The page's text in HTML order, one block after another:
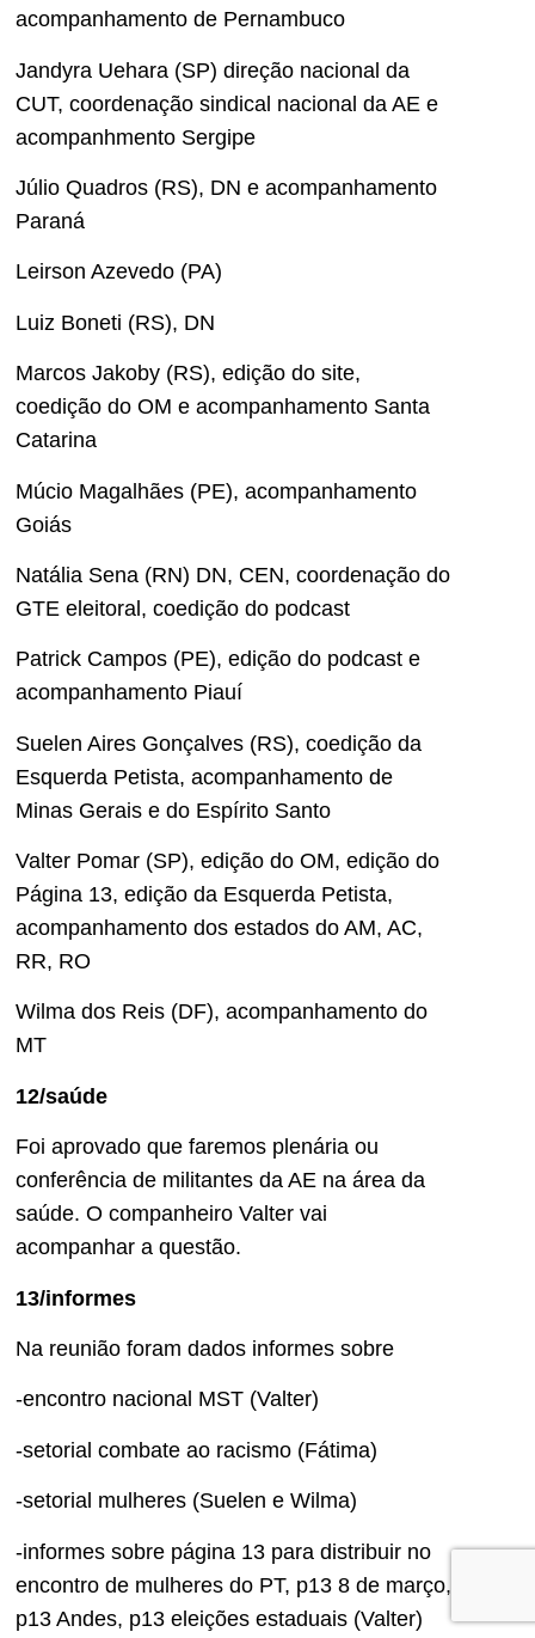
acompanhamento de Pernambuco
Jandyra Uehara (SP) direção nacional da
CUT, coordenação sindical nacional da AE e
acompanhmento Sergipe
Júlio Quadros (RS), DN e acompanhamento
Paraná
Leirson Azevedo (PA)
Luiz Boneti (RS), DN
Marcos Jakoby (RS), edição do site,
coedição do OM e acompanhamento Santa
Catarina
Múcio Magalhães (PE), acompanhamento
Goiás
Natália Sena (RN) DN, CEN, coordenação do
GTE eleitoral, coedição do podcast
Patrick Campos (PE), edição do podcast e
acompanhamento Piauí
Suelen Aires Gonçalves (RS), coedição da
Esquerda Petista, acompanhamento de
Minas Gerais e do Espírito Santo
Valter Pomar (SP), edição do OM, edição do
Página 13, edição da Esquerda Petista,
acompanhamento dos estados do AM, AC,
RR, RO
Wilma dos Reis (DF), acompanhamento do
MT
12/saúde
Foi aprovado que faremos plenária ou
conferência de militantes da AE na área da
saúde. O companheiro Valter vai
acompanhar a questão.
13/informes
Na reunião foram dados informes sobre
-encontro nacional MST (Valter)
-setorial combate ao racismo (Fátima)
-setorial mulheres (Suelen e Wilma)
-informes sobre página 13 para distribuir no
encontro de mulheres do PT, p13 8 de março,
p13 Andes, p13 eleições estaduais (Valter)